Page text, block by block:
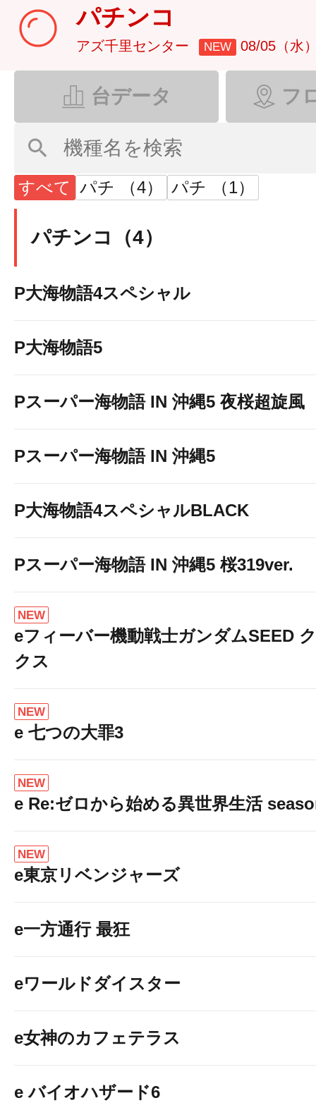
オススメ機
5日(水)～11日
パチンコ
アズ千里センター NEW 08/05（水
台データ フ
すべて パチ （4） パチ （1）
パチンコ（4）
P大海物語4スペシャル
P大海物語5
Pスーパー海物語 IN 沖縄5 夜桜超旋風
Pスーパー海物語 IN 沖縄5
P大海物語4スペシャルBLACK
Pスーパー海物語 IN 沖縄5 桜319ver.
NEW
eフィーバー機動戦士ガンダムSEED
クス
NEW
e 七つの大罪3
NEW
e Re:ゼロから始める異世界生活
NEW
e東京リベンジャーズ
e一方通行 最狂
eワールドダイスター
e女神のカフェテラス
e バイオハザード6